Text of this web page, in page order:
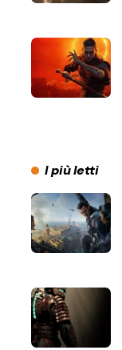
I più letti